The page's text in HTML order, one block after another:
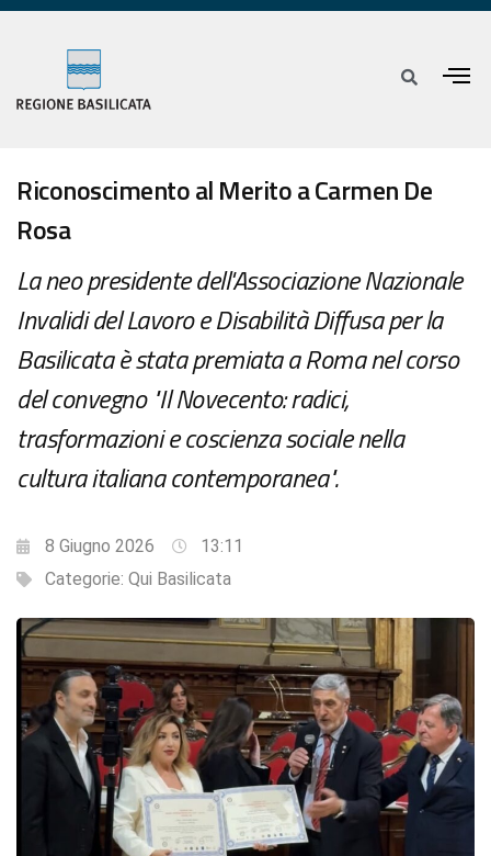
Riconoscimento al Merito a Carmen De
Rosa
La neo presidente dell'Associazione Nazionale
Invalidi del Lavoro e Disabilità Diffusa per la
Basilicata è stata premiata a Roma nel corso
del convegno "Il Novecento: radici,
trasformazioni e coscienza sociale nella
cultura italiana contemporanea".
8 Giugno 2026
13:11
Categorie: Qui Basilicata